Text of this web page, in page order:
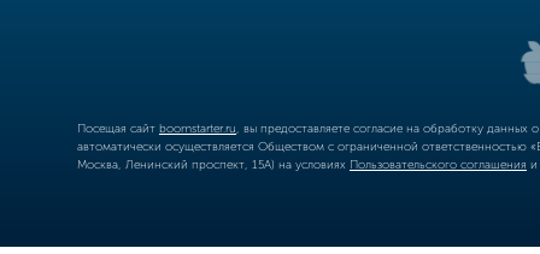
Посещая сайт boomstarter.ru , вы предоставляете согласие на обработку
автоматически осуществляется Обществом с ограниченной
Москва, Ленинский проспект, 15А) на условиях Пользовательского соглашения и